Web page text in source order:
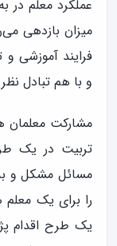
عملکرد معلم در
میزان بازدهی
فرایند آموزشی و
و با هم تبادل
مشارکت
تربیت در یک
مسائل مشکل و
را برای يک معلم
یک طرح اقدام